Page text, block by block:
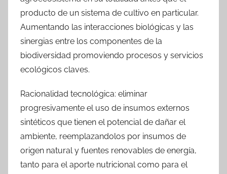
producto de un sistema de cultivo en particular.
Aumentando las interacciones biológicas y las
sinergias entre los componentes de la
biodiversidad promoviendo procesos y servicios
ecológicos claves.
Racionalidad tecnológica: eliminar
progresivamente el uso de insumos externos
sintéticos que tienen el potencial de dañar el
ambiente, reemplazandolos por insumos de
origen natural y fuentes renovables de energía,
tanto para el aporte nutricional como para el